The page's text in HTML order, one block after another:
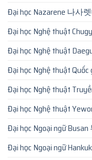
Đại học Nazarene 나사
Đại học Nghệ thuật
Đại học Nghệ thuật
Đại học Nghệ thuật
Đại học Nghệ thuật
Đại học Nghệ thuật
Đại học Ngoại ngữ
Đại học Ngoại ngữ